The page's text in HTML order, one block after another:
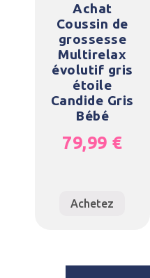
Achat
Coussin de
grossesse
Multirelax
évolutif gris
étoile
Candide Gris
Bébé
79,99 €
Achetez